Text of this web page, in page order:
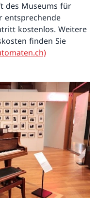
des Museums für
entsprechende
kostenlos. Weitere
finden Sie